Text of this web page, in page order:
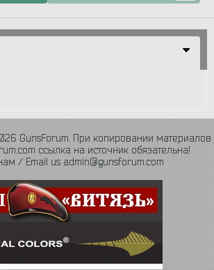
GunsForum. При копировании материалов
ссылка на источник обязательна!
/ Email us admin@gunsforum.com